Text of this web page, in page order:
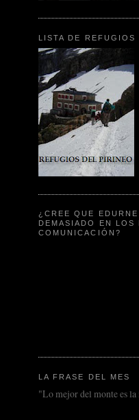
LISTA DE REFUGIOS
¿CREE QUE
DEMASIADO EN LOS
COMUNICACIÓN?
LA FRASE DEL MES
"Lo mejor del monte es